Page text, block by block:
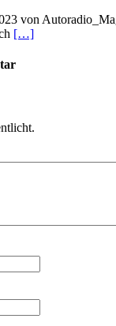
von
[…]